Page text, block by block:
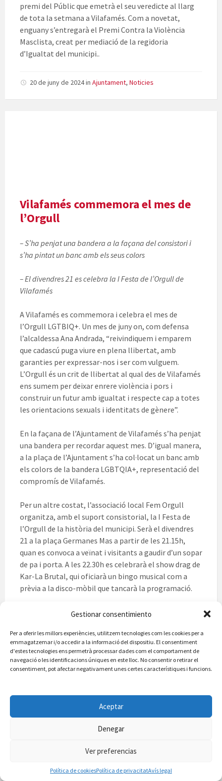
Gestionar consentimiento
Per a oferir les millors experiències, utilitzem tecnologies com les cookies per a
emmagatzemar i/o accedir a la informació del dispositiu. El consentiment
d'estes tecnologies ens permetrà processar dades com el comportament de
navegació o les identificacions úniques en este lloc. No consentir o retirar el
consentiment, pot afectar negativament unes certes característiques i funcions.
Aceptar
Denegar
Ver preferencias
Política de cookiesPolítica de privacitatAvís legal
premi del Públic que emetrà el seu veredicte al llarg
de tota la setmana a Vilafamés. Com a novetat,
enguany s’entregarà el Premi Contra la Violència
Masclista, creat per mediació de la regidoria
d’Igualtat del municipi..
20 de juny de 2024in Ajuntament, Noticies
Vilafamés commemora el mes de
l’Orgull
– S’ha penjat una bandera a la façana del consistori i
s’ha pintat un banc amb els seus colors
– El divendres 21 es celebra la I Festa de l’Orgull de
Vilafamés
A Vilafamés es commemora i celebra el mes de
l’Orgull LGTBIQ+. Un mes de juny on, com defensa
l’alcaldessa Ana Andrada, “reivindiquem i emparem
que cadascú puga viure en plena llibertat, amb
garanties per expressar-nos i ser com vulguem.
L’Orgull és un crit de llibertat al qual des de Vilafamés
ens sumem per deixar enrere violència i pors i
construir un futur amb igualtat i respecte cap a totes
les orientacions sexuals i identitats de gènere”.
En la façana de l’Ajuntament de Vilafamés s’ha penjat
una bandera per recordar aquest mes. D’igual manera,
a la plaça de l’Ajuntament s’ha col·locat un banc amb
els colors de la bandera LGBTQIA+, representació del
compromís de Vilafamés.
Per un altre costat, l’associació local Fem Orgull
organitza, amb el suport consistorial, la I Festa de
l’Orgull de la història del municipi. Serà el divendres
21 a la plaça Germanes Mas a partir de les 21.15h,
quan es convoca a veïnat i visitants a gaudir d’un sopar
de pa i porta. A les 22.30h es celebrarà el show drag de
Kar-La Brutal, qui oficiarà un bingo musical com a
prèvia a la disco-mòbil que tancarà la programació.
13 de juny de 2024inAjuntament,Noticies
Paginació
de
Anterior 1 … 3 4 5 … 119 Següent
Plaça Ajuntament, 1, 12192 Vilafamés, Castelló
Horari: dilluns a divendres de 9:00 a 14:00